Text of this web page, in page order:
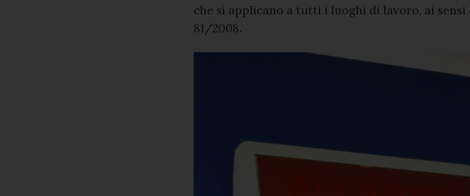
che si applicano a tutti i luoghi di lavoro, ai sensi
81/2008.